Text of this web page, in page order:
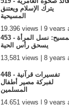
يترك الإسلام ويعتنق
المسيحية
19,396 views | 9 years
453 - المسيح: نسل المرأة
يسحق رأس الحية
13,581 views | 8 years
448 - تفسيرات قرآنية
لفبركة مصير أطفال
المسلمين
14,651 views | 9 years